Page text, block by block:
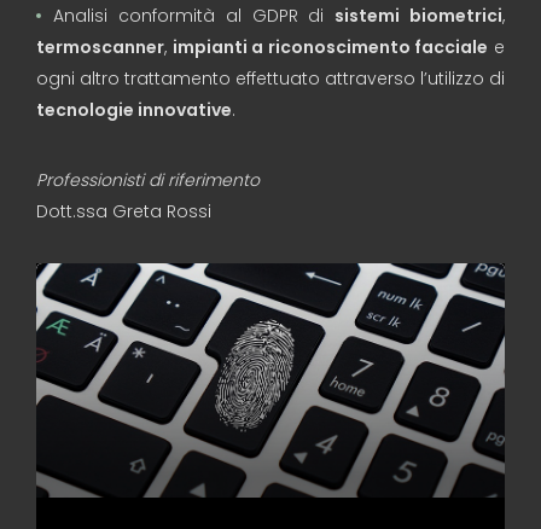
Analisi conformità al GDPR di sistemi biometrici,
termoscanner, impianti a riconoscimento facciale e
ogni altro trattamento effettuato attraverso l’utilizzo di
tecnologie innovative.
Professionisti di riferimento
Dott.ssa Greta Rossi